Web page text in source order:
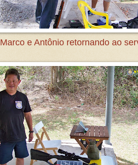
Marco e Antônio retornando ao